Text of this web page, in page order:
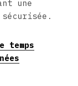
une
temps